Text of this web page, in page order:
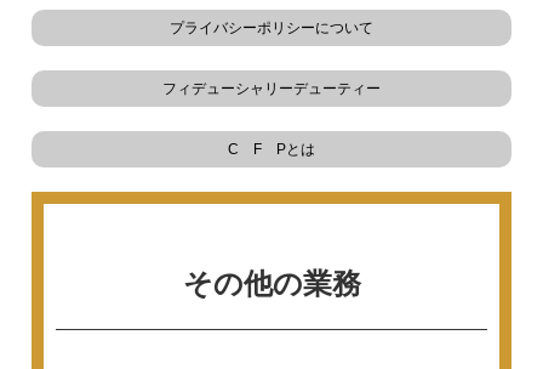
プライバシーポリシーについて
フィデューシャリーデューティー
C F Pとは
その他の業務